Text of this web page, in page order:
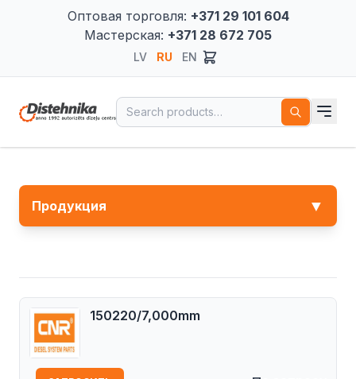
Оптовая торговля: +371 29 101 604
Мастерская: +371 28 672 705
LV RU EN
Search for:
Продукция ▼
150220/7,000mm